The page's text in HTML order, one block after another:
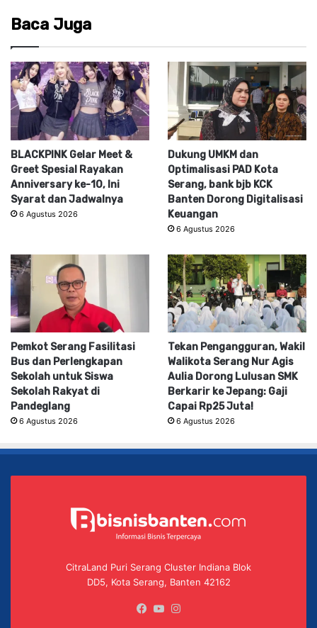
Baca Juga
BLACKPINK Gelar Meet &
Greet Spesial Rayakan
Anniversary ke-10, Ini
Syarat dan Jadwalnya
6 Agustus 2026
Dukung UMKM dan
Optimalisasi PAD Kota
Serang, bank bjb KCK
Banten Dorong Digitalisasi
Keuangan
6 Agustus 2026
Pemkot Serang Fasilitasi
Bus dan Perlengkapan
Sekolah untuk Siswa
Sekolah Rakyat di
Pandeglang
6 Agustus 2026
Tekan Pengangguran, Wakil
Walikota Serang Nur Agis
Aulia Dorong Lulusan SMK
Berkarir ke Jepang: Gaji
Capai Rp25 Juta!
6 Agustus 2026
CitraLand Puri Serang Cluster Indiana Blok
DD5, Kota Serang, Banten 42162
Facebook
YouTube